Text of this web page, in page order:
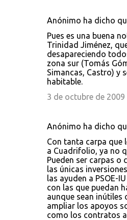
Anónimo ha dicho
Pues es una buena
Trinidad Jiménez,
desapareciendo
zona sur (Tomás
Simancas, Castro) y
habitable.
3 de octubre de 2009
Anónimo ha dicho
Con tanta carpa que
a Cuadrifolio, ya no
Pueden ser carpas o
las únicas
las ayuden a PSOE-
con las que puedan
aunque sean inútiles
ampliar los apoyos
como los contratos